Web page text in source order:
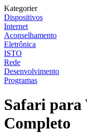
Kategorier
Dispositivos
Internet
Aconselhamento
Eletrônica
ISTO
Rede
Desenvolvimento
Programas
Safari para
Completo